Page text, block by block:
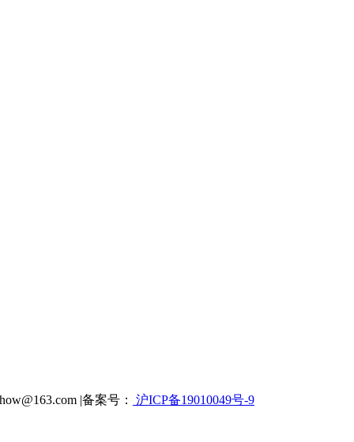
|备案号： 沪ICP备19010049号-9